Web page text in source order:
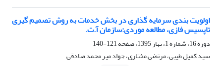
اولویت بندی سرمایه گذاری در بخش خدمات به روش تصمیم گیری
تاپسیس فازی، مطالعه موردی:سازمان آ.ت.
دوره 16، شماره 1، بهار 1395، صفحه
121-140
سید کمیل طیبی، مرتضی مختاری، جواد میر محمد صادقی